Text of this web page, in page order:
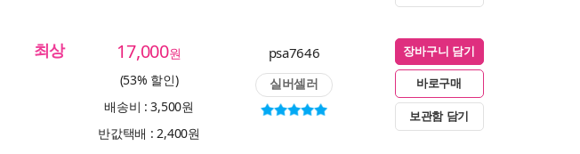
최상 17,000원
(53% 할인)
배송비 : 3,500원
반값택배 : 2,400원
psa7646
실버셀러
장바구니 담기
바로구매
보관함 담기